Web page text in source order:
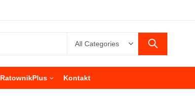
RatownikPlus Kontakt